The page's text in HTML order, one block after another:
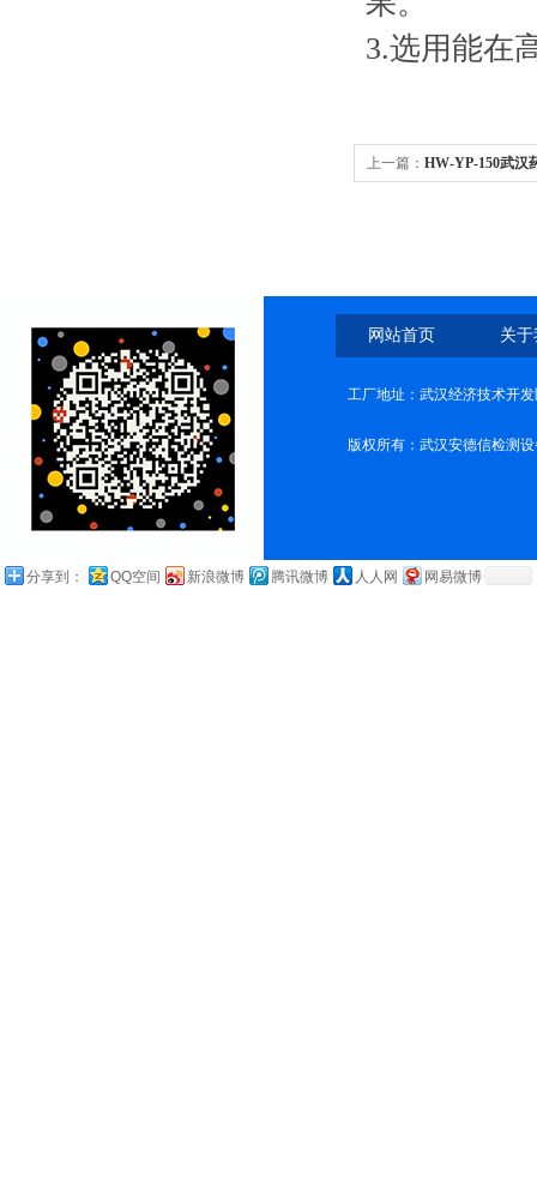
3.选用能在
上一篇： HW-YP-150武汉
网站首页 关
工厂地址：武汉经济技术开
版权所有：武汉安德信检测
分享到： QQ空间 新浪微博 腾讯微博 人人网 网易微博